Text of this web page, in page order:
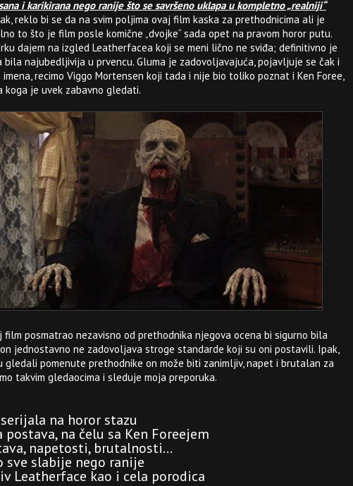
i karikirana nego ranije što se savršeno uklapa u kompletno „realniji“
reklo bi se da na svim poljima ovaj film kaska za prethodnicima ali je
to što je film posle komične „dvojke“ sada opet na pravom horor putu.
dajem na izgled Leatherfacea koji se meni lično ne sviđa; definitivno je
bila najubedljivija u prvencu. Gluma je zadovoljavajuća, pojavljuje se čak i
recimo Viggo Mortensen koji tada i nije bio toliko poznat i Ken Foree,
koga je uvek zabavno gledati.
film posmatrao nezavisno od prethodnika njegova ocena bi sigurno bila
jednostavno ne zadovoljava stroge standarde koji su oni postavili. Ipak,
gledali pomenute prethodnike on može biti zanimljiv, napet i brutalan za
takvim gledaocima i sleduje moja preporuka.
na horor stazu
postava, na čelu sa Ken Foreejem
napetosti, brutalnosti...
sve slabije nego ranije
Leatherface kao i cela porodica